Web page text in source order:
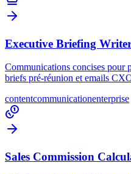
Executive Briefing
Communications concises pour
briefs pré-réunion et emails
contentcommunicationenterprise
Sales Commission